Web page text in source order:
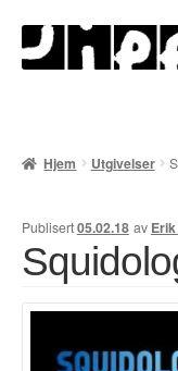
Hopp
til
Hopp
til
Handlekurv
Lenker
Hjem Utgivelser
Publisert05.02.18 av